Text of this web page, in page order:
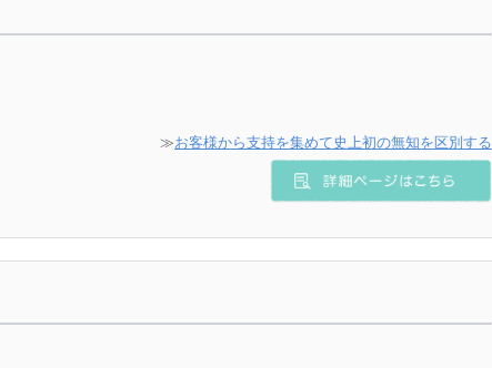
≫お客様から支持を集めて史上初の無知を区別する